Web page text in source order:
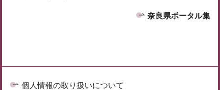
奈良県ポータル集
個人情報の取り扱いについて